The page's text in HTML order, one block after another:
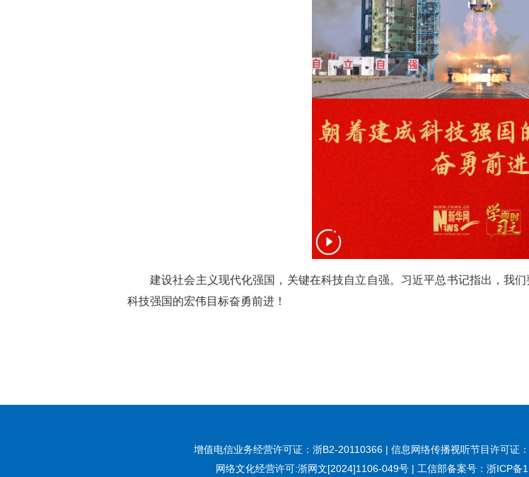
建设社会主义现代化强国，关键在科技自立自强。习近平总书记指出，我
科技强国的宏伟目标奋勇前进！
增值电信业务经营许可证：浙B2-20110366 | 信息网络传播视听节目许可证
网络文化经营许可:浙网文[2024]1106-049号| 工信部备案号：浙ICP备